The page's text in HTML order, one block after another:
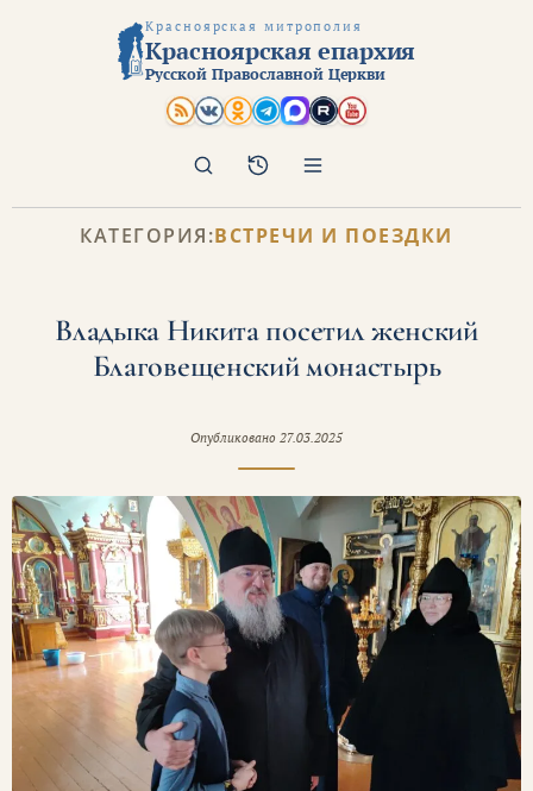
Красноярская митрополия
Красноярская епархия
Русской Православной Церкви
Архив
Поиск
КАТЕГОРИЯ:ВСТРЕЧИ И ПОЕЗДКИ
Владыка Никита посетил женский
Благовещенский монастырь
Опубликовано 27.03.2025